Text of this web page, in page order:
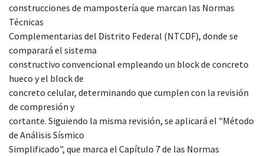
construcciones de mampostería que marcan las Normas
Técnicas
Complementarias del Distrito Federal (NTCDF), donde se
comparará el sistema
constructivo convencional empleando un block de concreto
hueco y el block de
concreto celular, determinando que cumplen con la revisión
de compresión y
cortante. Siguiendo la misma revisión, se aplicará el "Método
de Análisis Sísmico
Simplificado", que marca el Capítulo 7 de las Normas